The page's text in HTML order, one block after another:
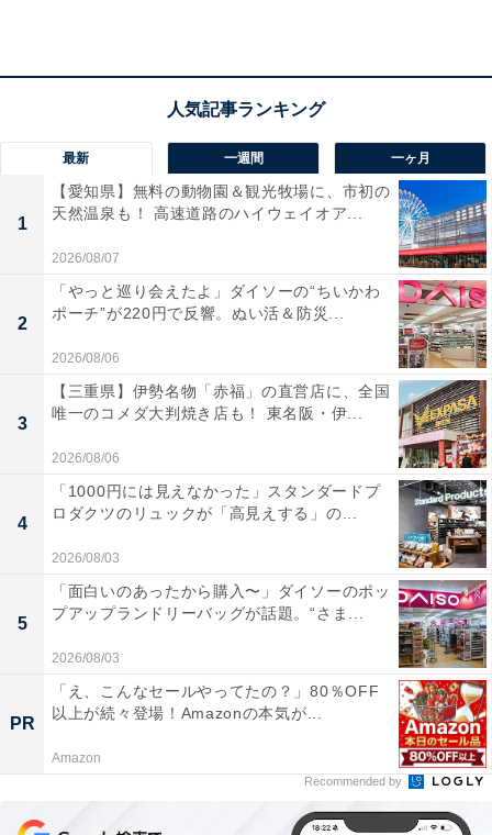
う」と冷静に考えたりもするものです。
結果によって後々加算されることもありますが、ここで
は、1月中に支払う「検定料」に絞って、3人のパターン
を見ていきましょう（※2023年12月時点の検定料で計
算）。
実際の検定料は総額いくら？
こちらもおすすめ
中学受験で「全落ち」→公立中に進学した2人の
その後。中学校生活の明暗を分けた“環境”の差
最新 一週間 一ヶ月
1
【愛知県】無料の動物園＆観光牧場に、市初の
天然温泉も！ 高速道路のハイウェイオア...
2026/08/07
2
「やっと巡り会えたよ」ダイソーの“ちいかわ
ポーチ”が220円で反響。ぬい活＆防災...
2026/08/06
3
【三重県】伊勢名物「赤福」の直営店に、全国
唯一のコメダ大判焼き店も！ 東名阪・伊...
2026/08/06
4
「1000円には見えなかった」スタンダードプ
ロダクツのリュックが「高見えする」の...
2026/08/03
5
「面白いのあったから購入〜」ダイソーのポッ
プアップランドリーバッグが話題。“さま...
2026/08/03
PR
「え、こんなセールやってたの？」80％OFF
以上が続々登場！Amazonの本気が...
Amazon
Recommended by